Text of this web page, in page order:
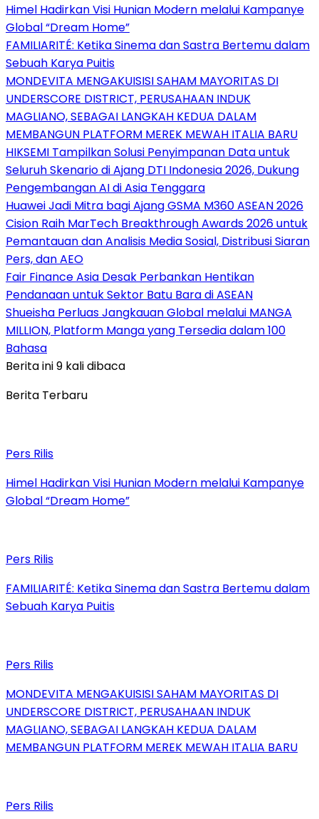
Himel Hadirkan Visi Hunian Modern melalui Kampanye
Global “Dream Home”
FAMILIARITÉ: Ketika Sinema dan Sastra Bertemu dalam
Sebuah Karya Puitis
MONDEVITA MENGAKUISISI SAHAM MAYORITAS DI
UNDERSCORE DISTRICT, PERUSAHAAN INDUK
MAGLIANO, SEBAGAI LANGKAH KEDUA DALAM
MEMBANGUN PLATFORM MEREK MEWAH ITALIA BARU
HIKSEMI Tampilkan Solusi Penyimpanan Data untuk
Seluruh Skenario di Ajang DTI Indonesia 2026, Dukung
Pengembangan AI di Asia Tenggara
Huawei Jadi Mitra bagi Ajang GSMA M360 ASEAN 2026
Cision Raih MarTech Breakthrough Awards 2026 untuk
Pemantauan dan Analisis Media Sosial, Distribusi Siaran
Pers, dan AEO
Fair Finance Asia Desak Perbankan Hentikan
Pendanaan untuk Sektor Batu Bara di ASEAN
Shueisha Perluas Jangkauan Global melalui MANGA
MILLION, Platform Manga yang Tersedia dalam 100
Bahasa
Berita ini 9 kali dibaca
Berita Terbaru
Pers Rilis
Himel Hadirkan Visi Hunian Modern melalui Kampanye
Global “Dream Home”
Pers Rilis
FAMILIARITÉ: Ketika Sinema dan Sastra Bertemu dalam
Sebuah Karya Puitis
Pers Rilis
MONDEVITA MENGAKUISISI SAHAM MAYORITAS DI
UNDERSCORE DISTRICT, PERUSAHAAN INDUK
MAGLIANO, SEBAGAI LANGKAH KEDUA DALAM
MEMBANGUN PLATFORM MEREK MEWAH ITALIA BARU
Pers Rilis